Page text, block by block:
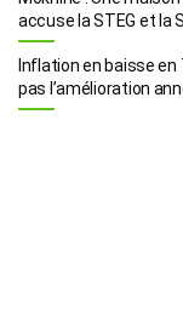
accuse la STEG et la
Inflation en baisse en
pas l’amélioration